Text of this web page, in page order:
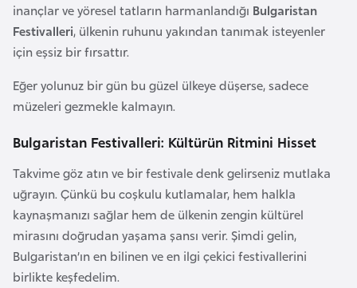
inançlar ve yöresel tatların harmanlandığı Bulgaristan
Festivalleri, ülkenin ruhunu yakından tanımak isteyenler
için eşsiz bir fırsattır.
Eğer yolunuz bir gün bu güzel ülkeye düşerse, sadece
müzeleri gezmekle kalmayın.
Bulgaristan Festivalleri: Kültürün Ritmini Hisset
Takvime göz atın ve bir festivale denk gelirseniz mutlaka
uğrayın. Çünkü bu coşkulu kutlamalar, hem halkla
kaynaşmanızı sağlar hem de ülkenin zengin kültürel
mirasını doğrudan yaşama şansı verir. Şimdi gelin,
Bulgaristan’ın en bilinen ve en ilgi çekici festivallerini
birlikte keşfedelim.
A
z
e
r
b
a
y
c
a